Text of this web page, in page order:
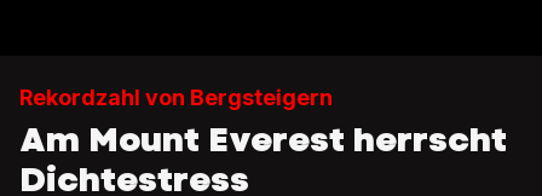
Rekordzahl von Bergsteigern
Am Mount Everest herrscht
Dichtestress